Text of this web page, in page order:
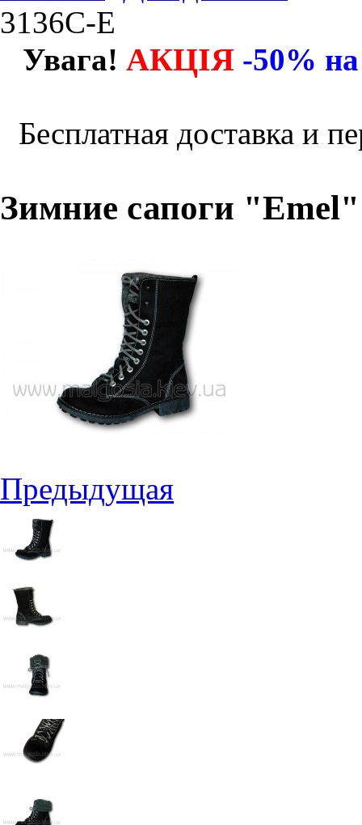
3136C-E
Увага! АКЦІЯ -50%
Бесплатная доставка и
Зимние сапоги
Предыдущая